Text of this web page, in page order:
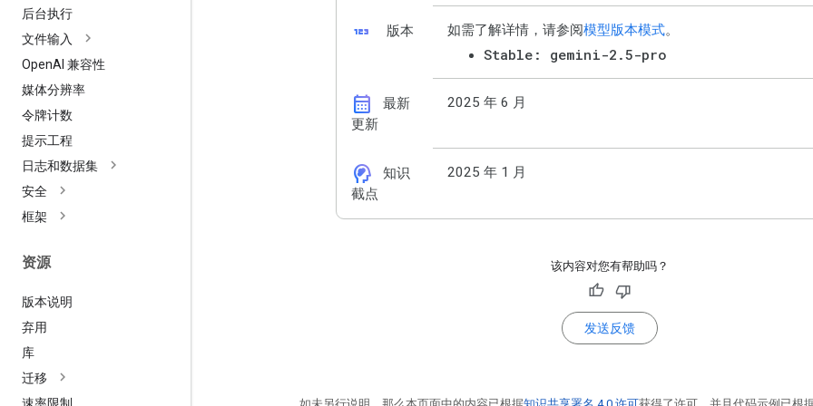
后台执行
文件输入
OpenAI 兼容性
媒体分辨率
令牌计数
提示工程
日志和数据集
安全
框架
资源
版本说明
弃用
库
迁移
速率限制
123 版本 如需了解详情，请参阅模型版本模式。
Stable: gemini-2.5-pro
calendar_month
最新
更新
2025 年 6 月
cognition_2
知识
截点
2025 年 1 月
该内容对您有帮助吗？
发送反馈